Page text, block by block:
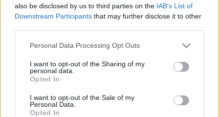
also be disclosed by us to third parties on the IAB’s List of
Downstream Participants that may further disclose it to other
Personal Data Processing Opt Outs
I want to opt-out of the Sharing of my
personal data.
Opted In
I want to opt-out of the Sale of my
Personal Data.
Opted In
tinkamai.